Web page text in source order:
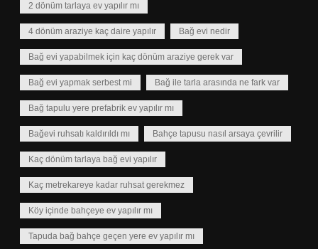
2 dönüm tarlaya ev yapılır mı
4 dönüm araziye kaç daire yapılır Bağ evi nedir
Bağ evi yapabilmek için kaç dönüm araziye gerek var
Bağ evi yapmak serbest mi Bağ ile tarla arasında ne fark var
Bağ tapulu yere prefabrik ev yapılır mı
Bağevi ruhsatı kaldırıldı mı Bahçe tapusu nasıl arsaya çevrilir
Kaç dönüm tarlaya bağ evi yapılır
Kaç metrekareye kadar ruhsat gerekmez
Köy içinde bahçeye ev yapılır mı
Tapuda bağ bahçe geçen yere ev yapılır mı